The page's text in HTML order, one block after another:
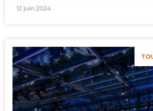
12 juin 2024